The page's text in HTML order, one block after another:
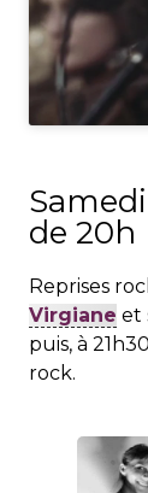
de 20h
Reprises
Virgiane et
puis, à
rock.